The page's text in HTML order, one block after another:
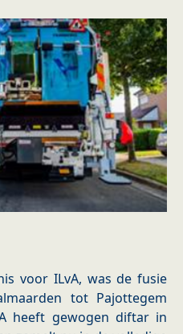
voor ILvA, was de fusie
tot Pajottegem
heeft gewogen diftar in